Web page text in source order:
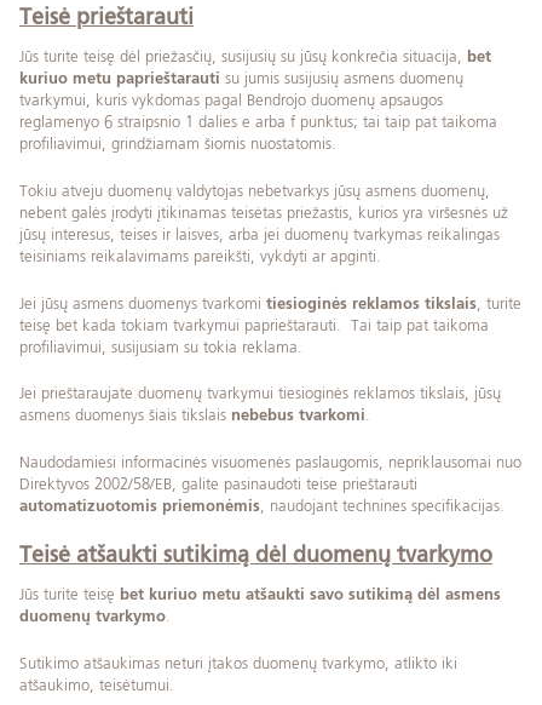
Teisė prieštarauti
Jūs turite teisę dėl priežasčių, susijusių su jūsų konkrečia situacija, bet
kuriuo metu paprieštarauti su jumis susijusių asmens duomenų
tvarkymui, kuris vykdomas pagal Bendrojo duomenų apsaugos
reglamenyo 6 straipsnio 1 dalies e arba f punktus; tai taip pat taikoma
profiliavimui, grindžiamam šiomis nuostatomis.
Tokiu atveju duomenų valdytojas nebetvarkys jūsų asmens duomenų,
nebent galės įrodyti įtikinamas teisėtas priežastis, kurios yra viršesnės už
jūsų interesus, teises ir laisves, arba jei duomenų tvarkymas reikalingas
teisiniams reikalavimams pareikšti, vykdyti ar apginti.
Jei jūsų asmens duomenys tvarkomi tiesioginės reklamos tikslais , turite
teisę bet kada tokiam tvarkymui paprieštarauti. Tai taip pat taikoma
profiliavimui, susijusiam su tokia reklama.
Jei prieštaraujate duomenų tvarkymui tiesioginės reklamos tikslais, jūsų
asmens duomenys šiais tikslais nebebus tvarkomi.
Naudodamiesi informacinės visuomenės paslaugomis, nepriklausomai nuo
Direktyvos 2002/58/EB, galite pasinaudoti teise prieštarauti
automatizuotomis priemonėmis, naudojant technines specifikacijas.
Teisė atšaukti sutikimą dėl duomenų tvarkymo
Jūs turite teisę bet kuriuo metu atšaukti savo sutikimą dėl asmens
duomenų tvarkymo.
Sutikimo atšaukimas neturi įtakos duomenų tvarkymo, atlikto iki
atšaukimo, teisėtumui.